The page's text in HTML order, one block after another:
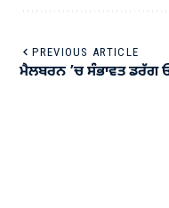
PREVIOUS ARTICLE
ਮੈਲਬਰਨ ’ਚ ਸੰਭਾਵਤ ਡਰੱਗ